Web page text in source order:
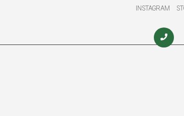
INSTAGRAM